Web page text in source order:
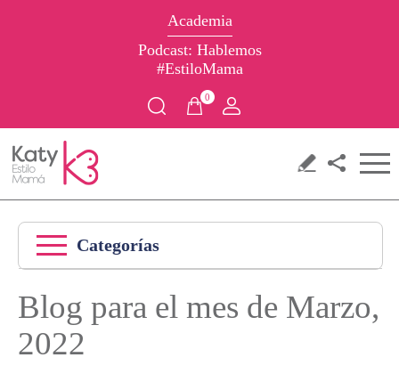
0
Academia
Podcast: Hablemos
#EstiloMama
Blog para el mes de Marzo,
2022
Categorías